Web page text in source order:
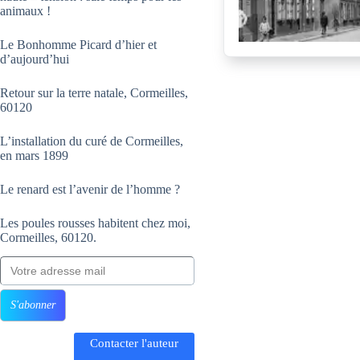
animaux !
Le Bonhomme Picard d’hier et
d’aujourd’hui
Retour sur la terre natale, Cormeilles,
60120
L’installation du curé de Cormeilles,
en mars 1899
Le renard est l’avenir de l’homme ?
Les poules rousses habitent chez moi,
Cormeilles, 60120.
Votre adresse mail
S'abonner
Contacter l'auteur